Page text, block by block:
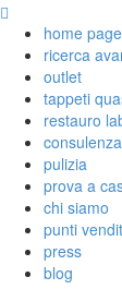
home page
ricerca
outlet
tappeti
restauro
pulizia
prova a
chi siamo
punti
press
blog